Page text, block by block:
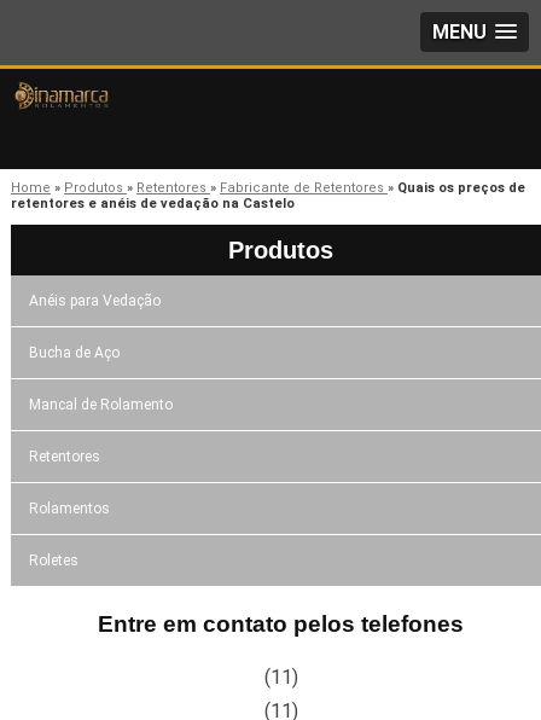
MENU
Home » Produtos » Retentores » Fabricante de Retentores » Quais os preços de
retentores e anéis de vedação na Castelo
Produtos
Anéis para Vedação
Bucha de Aço
Mancal de Rolamento
Retentores
Rolamentos
Roletes
Entre em contato pelos telefones
(11)
(11)